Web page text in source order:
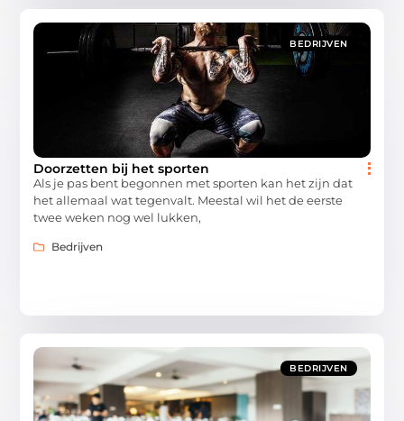
BEDRIJVEN
Doorzetten bij het sporten
Als je pas bent begonnen met sporten kan het zijn dat
het allemaal wat tegenvalt. Meestal wil het de eerste
twee weken nog wel lukken,
Bedrijven
BEDRIJVEN